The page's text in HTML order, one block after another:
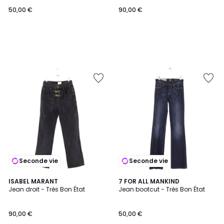
50,00 € 90,00 €
Seconde vie
ISABEL MARANT
Jean droit - Très Bon État
90,00 €
Seconde vie
7 FOR ALL MANKIND
Jean bootcut - Très Bon État
50,00 €